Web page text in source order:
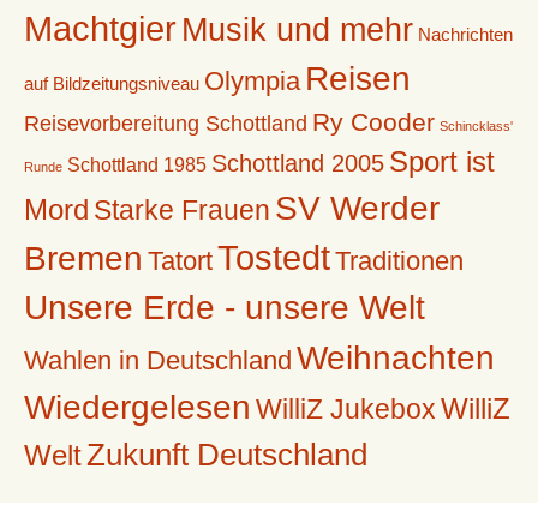
MachtgierMusik und mehr Nachrichten
auf Bildzeitungsniveau Olympia Reisen
Reisevorbereitung Schottland Ry Cooder Schincklass'
Runde Schottland 1985 Schottland 2005 Sport ist
Mord Starke Frauen SV Werder
Bremen TatortTostedtTraditionen
Unsere Erde - unsere Welt
Wahlen in Deutschland Weihnachten
Wiedergelesen WilliZ Jukebox WilliZ
WeltZukunft Deutschland